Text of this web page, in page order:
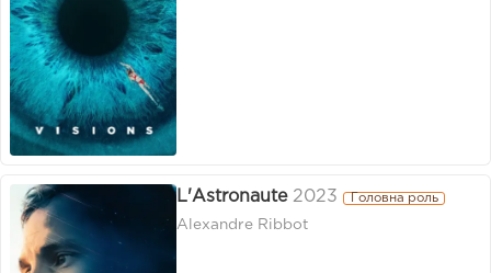
L'Astronaute 2023 Головна роль
Alexandre Ribbot